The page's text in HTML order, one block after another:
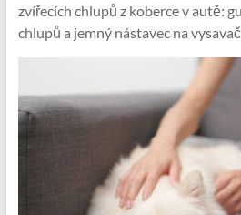
zvířecích chlupů z koberce v autě:
chlupů a jemný nástavec na